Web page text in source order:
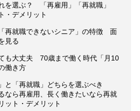
を選ぶ？ 「再雇用」「再就職」
・デメリット
再就職できないシニア」の特徴 面
見る
も大丈夫 70歳まで働く時代「月10
働き方
と「再就職」どちらを選ぶべき
ら再雇用、長く働きたいなら再就
ット・デメリット